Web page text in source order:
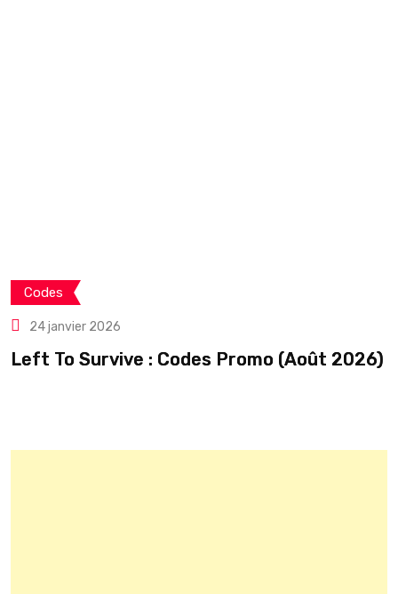
Codes
24 janvier 2026
Left To Survive : Codes Promo (Août 2026)